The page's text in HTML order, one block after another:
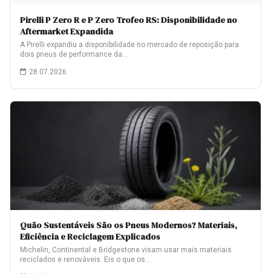
Pirelli P Zero R e P Zero Trofeo RS: Disponibilidade no
Aftermarket Expandida
A Pirelli expandiu a disponibilidade no mercado de reposição para
dois pneus de performance da…
28.07.2026
Quão Sustentáveis São os Pneus Modernos? Materiais,
Eficiência e Reciclagem Explicados
Michelin, Continental e Bridgestone visam usar mais materiais
reciclados e renováveis. Eis o que os…